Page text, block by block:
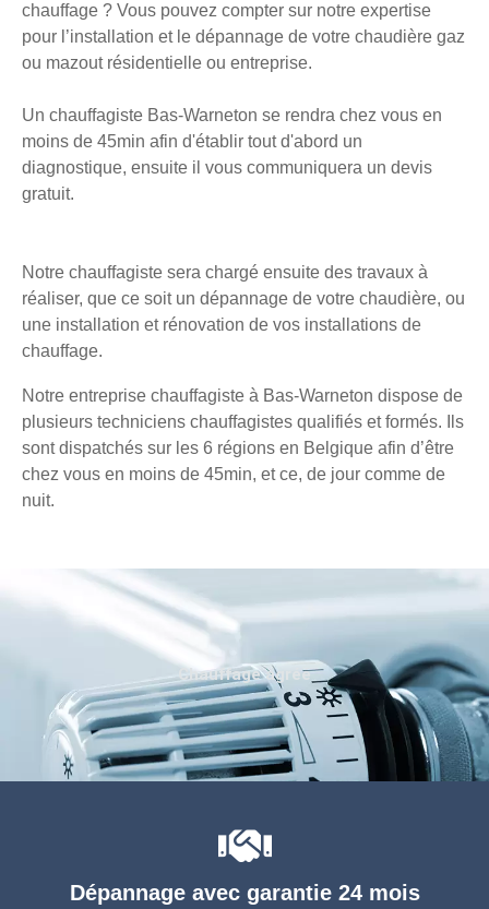
chauffage ? Vous pouvez compter sur notre expertise
pour l’installation et le dépannage de votre chaudière gaz
ou mazout résidentielle ou entreprise.
Un chauffagiste Bas-Warneton se rendra chez vous en
moins de 45min afin d'établir tout d'abord un
diagnostique, ensuite il vous communiquera un devis
gratuit.
Notre chauffagiste sera chargé ensuite des travaux à
réaliser, que ce soit un dépannage de votre chaudière, ou
une installation et rénovation de vos installations de
chauffage.
Notre entreprise chauffagiste à Bas-Warneton dispose de
plusieurs techniciens chauffagistes qualifiés et formés. Ils
sont dispatchés sur les 6 régions en Belgique afin d’être
chez vous en moins de 45min, et ce, de jour comme de
nuit.
Dépannage avec garantie 24 mois
Chauffage agréé